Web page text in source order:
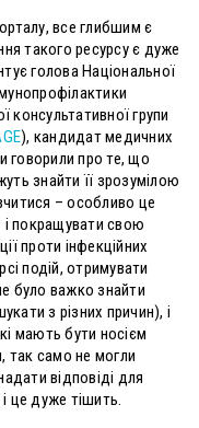
все глибшим є
такого ресурсу є дуже
голова Національної
консультативної групи
), кандидат медичних
говорили про те, що
знайти її зрозумілою
– особливо це
і покращувати свою
проти інфекційних
подій, отримувати
було важко знайти
з різних причин), і
мають бути носієм
так само не могли
відповіді для
це дуже тішить.